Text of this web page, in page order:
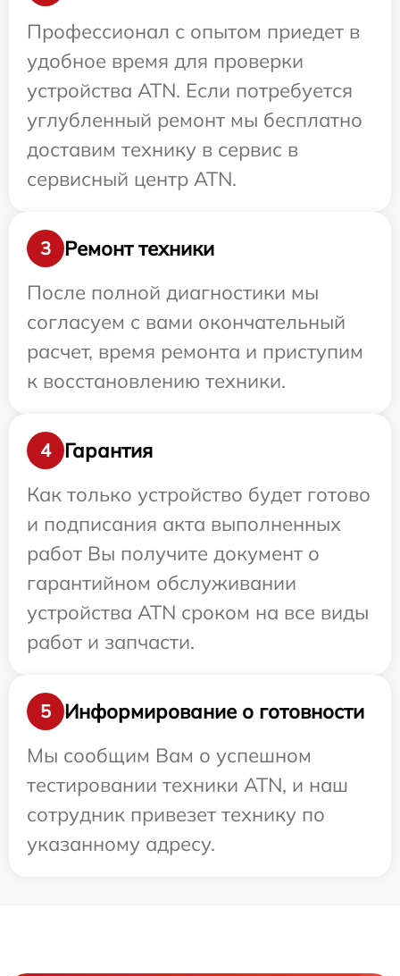
Профессионал с опытом приедет в
удобное время для проверки
устройства ATN. Если потребуется
углубленный ремонт мы бесплатно
доставим технику в сервис в
сервисный центр ATN.
3
Ремонт техники
После полной диагностики мы
согласуем с вами окончательный
расчет, время ремонта и приступим
к восстановлению техники.
4
Гарантия
Как только устройство будет готово
и подписания акта выполненных
работ Вы получите документ о
гарантийном обслуживании
устройства ATN сроком на все виды
работ и запчасти.
5
Информирование о готовности
Мы сообщим Вам о успешном
тестировании техники ATN, и наш
сотрудник привезет технику по
указанному адресу.